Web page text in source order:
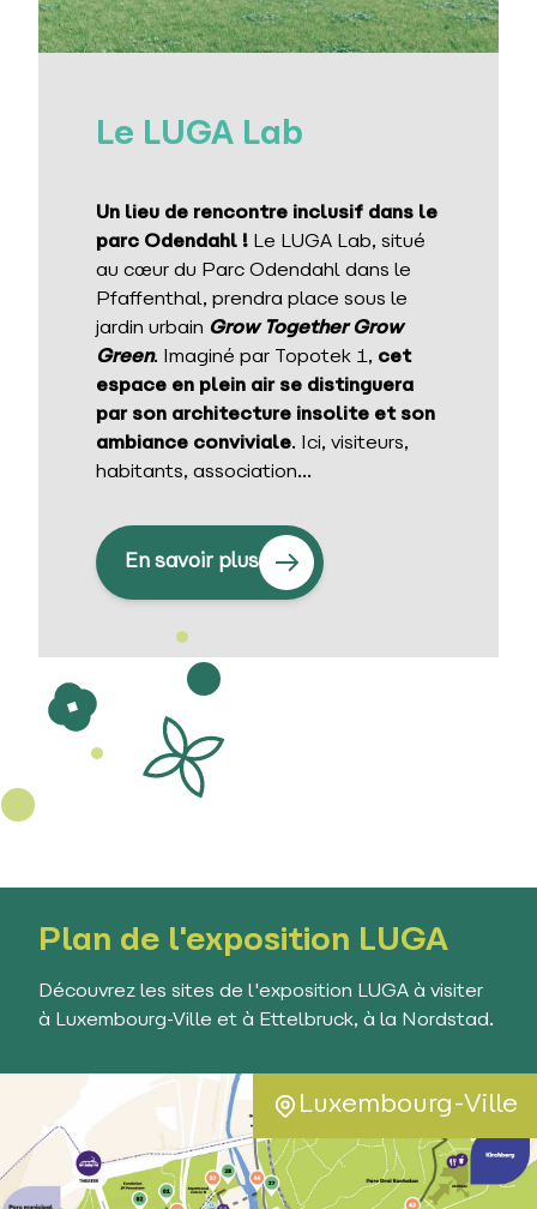
Le LUGA Lab
Un lieu de rencontre inclusif dans le
parc Odendahl ! Le LUGA Lab, situé
au cœur du Parc Odendahl dans le
Pfaffenthal, prendra place sous le
jardin urbain Grow Together Grow
Green. Imaginé par Topotek 1, cet
espace en plein air se distinguera
par son architecture insolite et son
ambiance conviviale. Ici, visiteurs,
habitants, association...
En savoir plus
Plan de l'exposition LUGA
Découvrez les sites de l'exposition LUGA à visiter
à Luxembourg-Ville et à Ettelbruck, à la Nordstad.
Luxembourg-Ville